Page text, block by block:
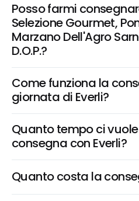
Posso farmi
Selezione Gourmet,
Marzano Dell'Agro
D.O.P.?
Come funziona la
giornata di Everli?
Quanto tempo ci
consegna con Everli?
Quanto costa la